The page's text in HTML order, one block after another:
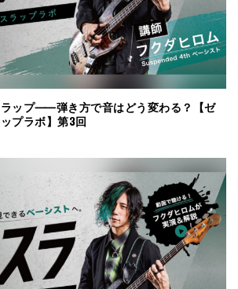
ラップ⸺弾き方で音はどう変わる？【ゼ
プラボ】第3回